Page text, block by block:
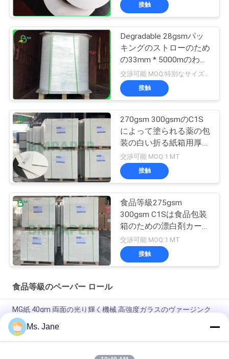
接触
Degradable 28gsmパッ
キングのストローのため
の33mm * 5000mのわら
の包装紙
接触
270gsm 300gsmのC1S
によって塗られる薬の包
装の白い折る紙箱用厚紙
シート
交渉可能 MOQ:1 MT
接触
食品等級275gsm
300gsm C1Sは食品包装
箱のための漂白剤カード
シートに塗った
交渉可能 MOQ:1 MT
接触
食品等級のペーパー ロール
MG紙 40gm 両面の光り輝く機械 高強度ガラスのヴァージンク
ラフト紙
80/90gm 二面性固体黒色クラフト紙 食品品種 ナッツとドライ
Ms. Jane